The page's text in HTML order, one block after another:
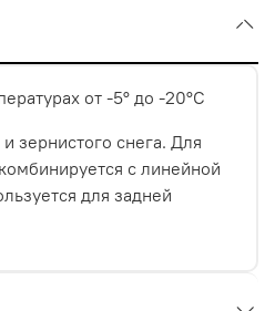
от -5° до -20°С
зернистого снега. Для
с линейной
для задней